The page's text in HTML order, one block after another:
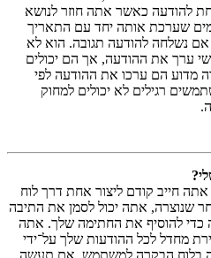
להודעה כאשר אתה חוזר לנושא
שערכת אותה יחד עם התאריך
נשלחה להודעה תגובה. הוא לא
ערך את ההודעה, אך הם יכולים
מדוע הם ערכו את ההודעה לפי
רגילים לא יכולים למחוק
חייב קודם ליצור אחת דרך לוח
שנוצרה, אתה יכול לסמן את התיבה
כדי להוסיף את החתימה שלך. אתה
מחדל לכל ההודעות שלך על־ידי